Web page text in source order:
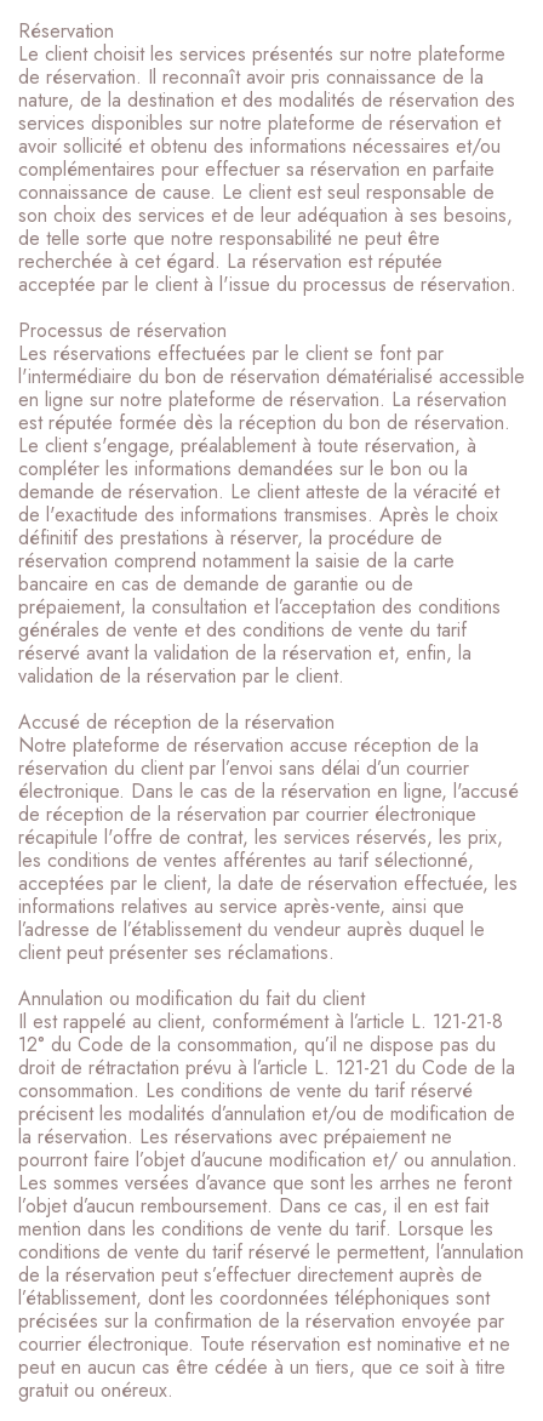
Réservation
Le client choisit les services présentés sur notre plateforme
de réservation. Il reconnaît avoir pris connaissance de la
nature, de la destination et des modalités de réservation des
services disponibles sur notre plateforme de réservation et
avoir sollicité et obtenu des informations nécessaires et/ou
complémentaires pour effectuer sa réservation en parfaite
connaissance de cause. Le client est seul responsable de
son choix des services et de leur adéquation à ses besoins,
de telle sorte que notre responsabilité ne peut être
recherchée à cet égard. La réservation est réputée
acceptée par le client à l'issue du processus de réservation.
Processus de réservation
Les réservations effectuées par le client se font par
l'intermédiaire du bon de réservation dématérialisé accessible
en ligne sur notre plateforme de réservation. La réservation
est réputée formée dès la réception du bon de réservation.
Le client s'engage, préalablement à toute réservation, à
compléter les informations demandées sur le bon ou la
demande de réservation. Le client atteste de la véracité et
de l'exactitude des informations transmises. Après le choix
définitif des prestations à réserver, la procédure de
réservation comprend notamment la saisie de la carte
bancaire en cas de demande de garantie ou de
prépaiement, la consultation et l’acceptation des conditions
générales de vente et des conditions de vente du tarif
réservé avant la validation de la réservation et, enfin, la
validation de la réservation par le client.
Accusé de réception de la réservation
Notre plateforme de réservation accuse réception de la
réservation du client par l’envoi sans délai d’un courrier
électronique. Dans le cas de la réservation en ligne, l'accusé
de réception de la réservation par courrier électronique
récapitule l'offre de contrat, les services réservés, les prix,
les conditions de ventes afférentes au tarif sélectionné,
acceptées par le client, la date de réservation effectuée, les
informations relatives au service après-vente, ainsi que
l’adresse de l’établissement du vendeur auprès duquel le
client peut présenter ses réclamations.
Annulation ou modification du fait du client
Il est rappelé au client, conformément à l’article L. 121-21-8
12° du Code de la consommation, qu’il ne dispose pas du
droit de rétractation prévu à l’article L. 121-21 du Code de la
consommation. Les conditions de vente du tarif réservé
précisent les modalités d’annulation et/ou de modification de
la réservation. Les réservations avec prépaiement ne
pourront faire l’objet d’aucune modification et/ ou annulation.
Les sommes versées d’avance que sont les arrhes ne feront
l’objet d’aucun remboursement. Dans ce cas, il en est fait
mention dans les conditions de vente du tarif. Lorsque les
conditions de vente du tarif réservé le permettent, l’annulation
de la réservation peut s’effectuer directement auprès de
l’établissement, dont les coordonnées téléphoniques sont
précisées sur la confirmation de la réservation envoyée par
courrier électronique. Toute réservation est nominative et ne
peut en aucun cas être cédée à un tiers, que ce soit à titre
gratuit ou onéreux.